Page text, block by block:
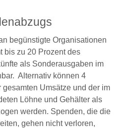
begünstigte Organisationen
bis zu 20 Prozent des
als Sonderausgaben im
Alternativ können 4
gesamten Umsätze und der im
Löhne und Gehälter als
werden. Spenden, die die
gehen nicht verloren,